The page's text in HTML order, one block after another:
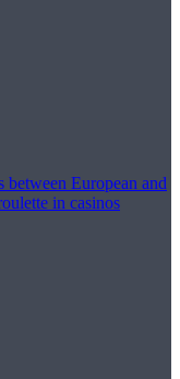
between European and
in casinos